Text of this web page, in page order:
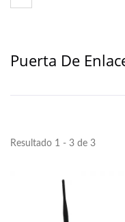
Puerta De
Resultado 1 - 3 de 3